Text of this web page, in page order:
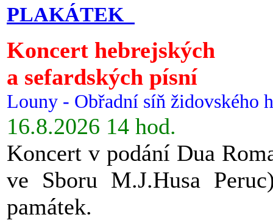
PLAKÁTEK
Koncert hebrejských
a sefardských písní
Louny - Obřadní síň židovského
16.8.2026 14 hod.
Koncert v podání Dua
ve Sboru M.J.Husa
památek.